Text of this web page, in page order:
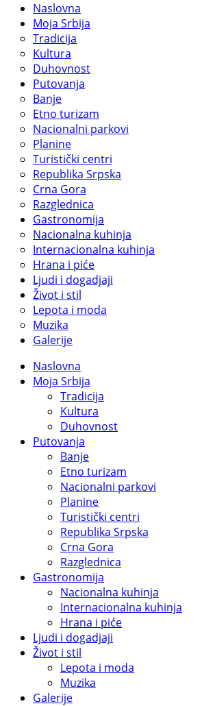
Naslovna
Moja Srbija
Tradicija
Kultura
Duhovnost
Putovanja
Banje
Etno turizam
Nacionalni parkovi
Planine
Turistički centri
Republika Srpska
Crna Gora
Razglednica
Gastronomija
Nacionalna kuhinja
Internacionalna kuhinja
Hrana i piće
Ljudi i dogadjaji
Život i stil
Lepota i moda
Muzika
Galerije
Naslovna
Moja Srbija
Tradicija
Kultura
Duhovnost
Putovanja
Banje
Etno turizam
Nacionalni parkovi
Planine
Turistički centri
Republika Srpska
Crna Gora
Razglednica
Gastronomija
Nacionalna kuhinja
Internacionalna kuhinja
Hrana i piće
Ljudi i dogadjaji
Život i stil
Lepota i moda
Muzika
Galerije